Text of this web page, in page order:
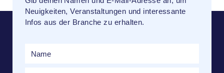
Neuigkeiten, Veranstaltungen und interessante
Infos aus der Branche zu erhalten.